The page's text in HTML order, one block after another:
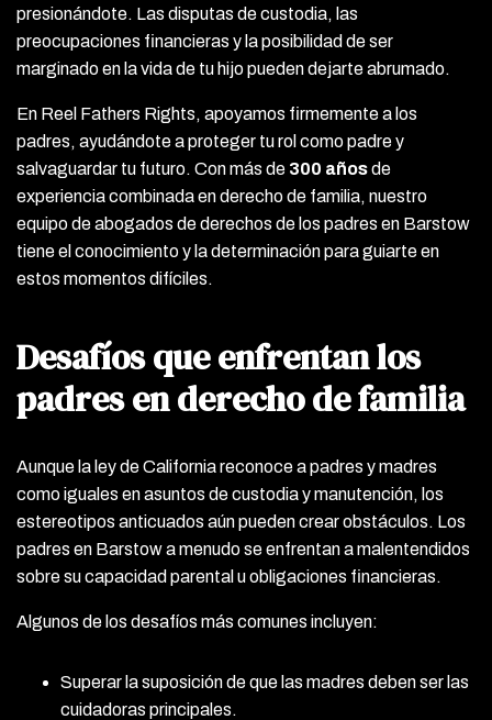
presionándote. Las disputas de custodia, las
preocupaciones financieras y la posibilidad de ser
marginado en la vida de tu hijo pueden dejarte abrumado.
En Reel Fathers Rights, apoyamos firmemente a los
padres, ayudándote a proteger tu rol como padre y
salvaguardar tu futuro. Con más de 300 añosde
experiencia combinada en derecho de familia, nuestro
equipo de abogados de derechos de los padres en Barstow
tiene el conocimiento y la determinación para guiarte en
estos momentos difíciles.
Desafíos que enfrentan los
padres en derecho de familia
Aunque la ley de California reconoce a padres y madres
como iguales en asuntos de custodia y manutención, los
estereotipos anticuados aún pueden crear obstáculos. Los
padres en Barstow a menudo se enfrentan a malentendidos
sobre su capacidad parental u obligaciones financieras.
Algunos de los desafíos más comunes incluyen:
Superar la suposición de que las madres deben ser las
cuidadoras principales.